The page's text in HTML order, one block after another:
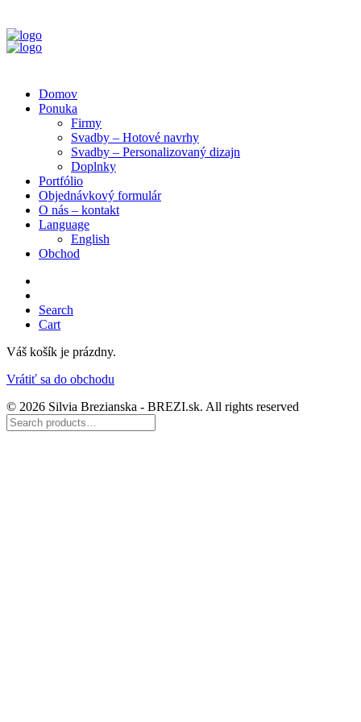
Domov
Ponuka
Firmy
Svadby – Hotové navrhy
Svadby – Personalizovaný dizajn
Doplnky
Portfólio
Objednávkový formulár
O nás – kontakt
Language
English
Obchod
Search
Cart
Váš košík je prázdny.
Vrátiť sa do obchodu
© 2026 Silvia Brezianska - BREZI.sk. All rights reserved